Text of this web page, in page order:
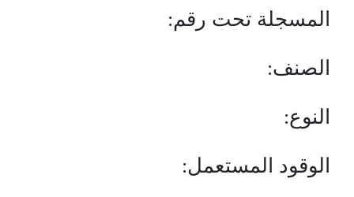
المسجلة تحت رقم:
الصنف:
النوع:
الوقود المستعمل: